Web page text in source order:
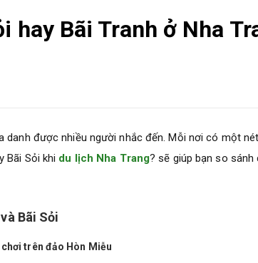
hay Bãi Tranh ở Nha
danh được nhiều người nhắc đến. Mỗi nơi có một
Bãi Sỏi khi du lịch Nha Trang? sẽ giúp bạn so
Bãi Sỏi
trên đảo Hòn Miễu